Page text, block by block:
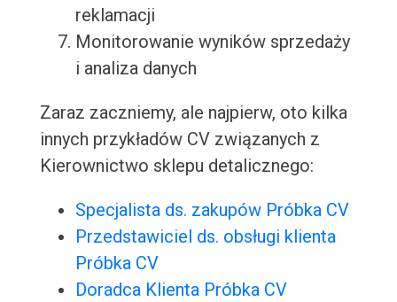
reklamacji
Monitorowanie wyników sprzedaży
i analiza danych
Zaraz zaczniemy, ale najpierw, oto kilka
innych przykładów CV związanych z
Kierownictwo sklepu detalicznego:
Specjalista ds. zakupów Próbka CV
Przedstawiciel ds. obsługi klienta
Próbka CV
Doradca Klienta Próbka CV